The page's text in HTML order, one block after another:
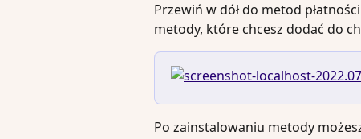
Przewiń w dół do metod
metody, które chcesz dodać do
Po zainstalowaniu metody